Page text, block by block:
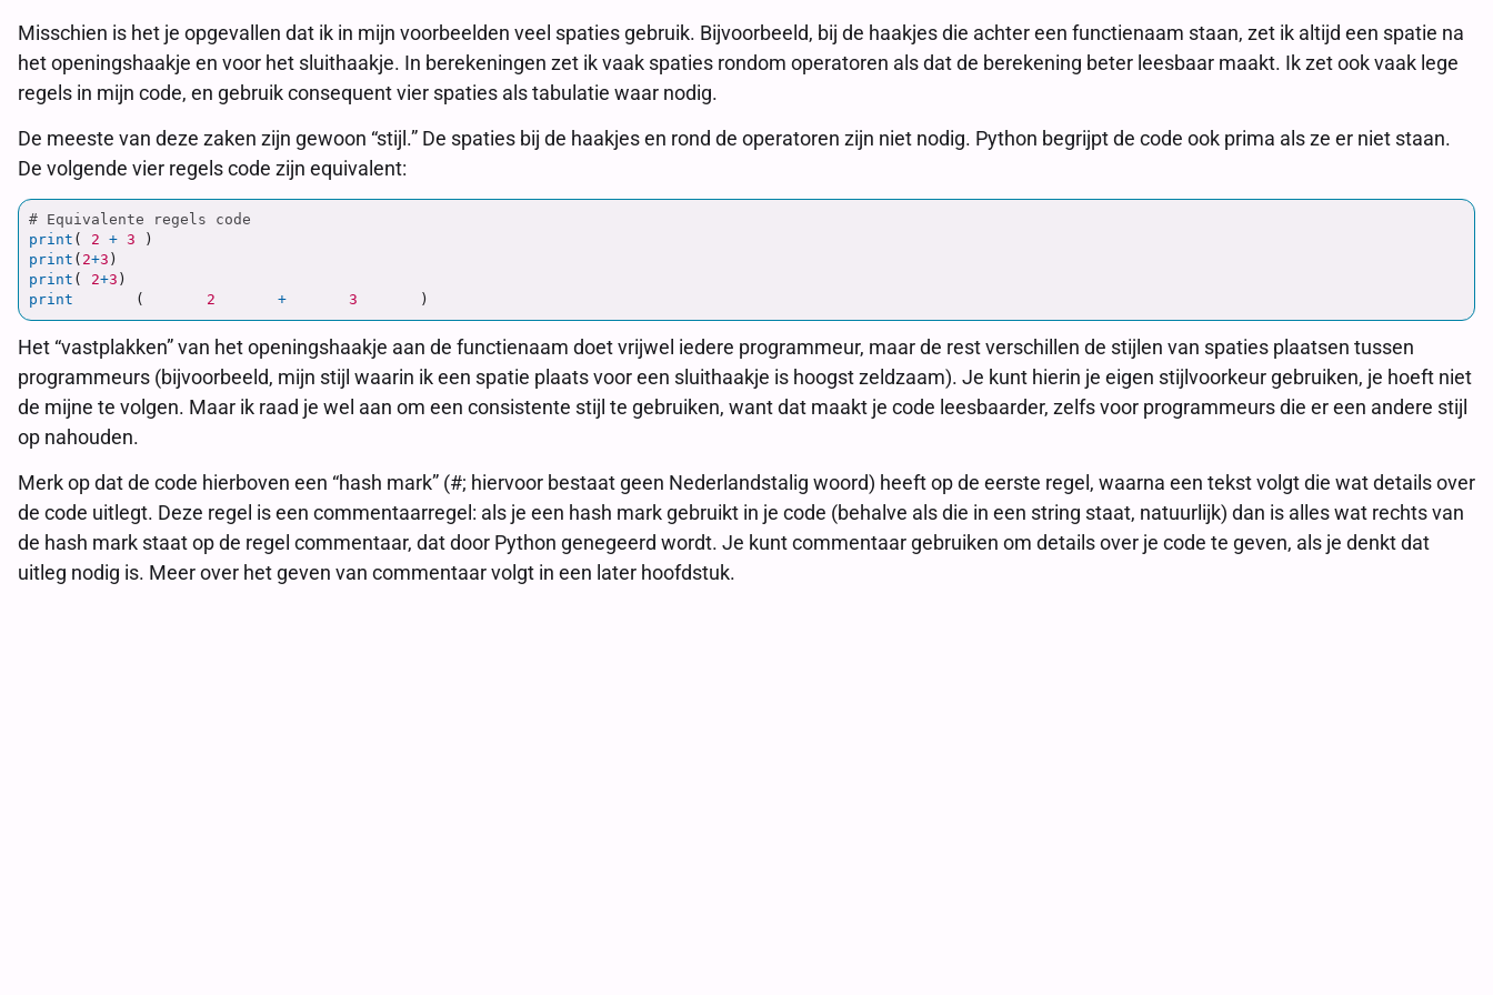
Misschien is het je opgevallen dat ik in mijn voorbeelden veel spaties gebruik. Bijvoorbeeld, bij de haakjes die achter een functienaam staan, zet ik altijd een spatie na
het openingshaakje en voor het sluithaakje. In berekeningen zet ik vaak spaties rondom operatoren als dat de berekening beter leesbaar maakt. Ik zet ook vaak lege
regels in mijn code, en gebruik consequent vier spaties als tabulatie waar nodig.
De meeste van deze zaken zijn gewoon “stijl.” De spaties bij de haakjes en rond de operatoren zijn niet nodig. Python begrijpt de code ook prima als ze er niet staan.
De volgende vier regels code zijn equivalent:
print ( 2 + 3
)
print ( 2+3 )
print ( 2+3 )
print
( 2 + 3 )
Het “vastplakken” van het openingshaakje aan de functienaam doet vrijwel iedere programmeur, maar de rest verschillen de stijlen van spaties plaatsen tussen
programmeurs (bijvoorbeeld, mijn stijl waarin ik een spatie plaats voor een sluithaakje is hoogst zeldzaam). Je kunt hierin je eigen stijlvoorkeur gebruiken, je hoeft niet
de mijne te volgen. Maar ik raad je wel aan om een consistente stijl te gebruiken, want dat maakt je code leesbaarder, zelfs voor programmeurs die er een andere stijl
op nahouden.
Merk op dat de code hierboven een “hash mark” (#; hiervoor bestaat geen Nederlandstalig woord) heeft op de eerste regel, waarna een tekst volgt die wat details over
de code uitlegt. Deze regel is een commentaarregel: als je een hash mark gebruikt in je code (behalve als die in een string staat, natuurlijk) dan is alles wat rechts van
de hash mark staat op de regel commentaar, dat door Python genegeerd wordt. Je kunt commentaar gebruiken om details over je code te geven, als je denkt dat
uitleg nodig is. Meer over het geven van commentaar volgt in een later hoofdstuk.